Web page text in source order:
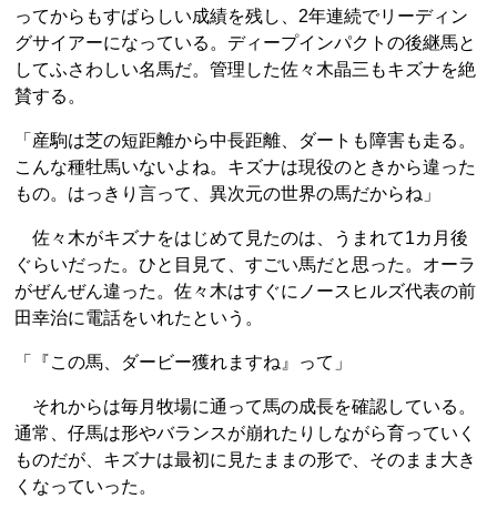
ってからもすばらしい成績を残し、2年連続でリーディン
グサイアーになっている。ディープインパクトの後継馬と
してふさわしい名馬だ。管理した佐々木晶三もキズナを絶
賛する。
「産駒は芝の短距離から中長距離、ダートも障害も走る。
こんな種牡馬いないよね。キズナは現役のときから違った
もの。はっきり言って、異次元の世界の馬だからね」
佐々木がキズナをはじめて見たのは、うまれて1カ月後
ぐらいだった。ひと目見て、すごい馬だと思った。オーラ
がぜんぜん違った。佐々木はすぐにノースヒルズ代表の前
田幸治に電話をいれたという。
「『この馬、ダービー獲れますね』って」
それからは毎月牧場に通って馬の成長を確認している。
通常、仔馬は形やバランスが崩れたりしながら育っていく
ものだが、キズナは最初に見たままの形で、そのまま大き
くなっていった。